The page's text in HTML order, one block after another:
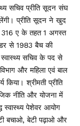
सचिव प्रीति सूदन संघ
प्रीति सूदन ने खुद
316 ए के तहत 1 अगस्त
से 1983 बैच की
सचिव के पद से
और महिला एवं बाल
श्रीमती प्रीति
नीति और योजना में
स्वास्थ्य पेशेवर आयोग
बचाओ, बेटी पढ़ाओ और